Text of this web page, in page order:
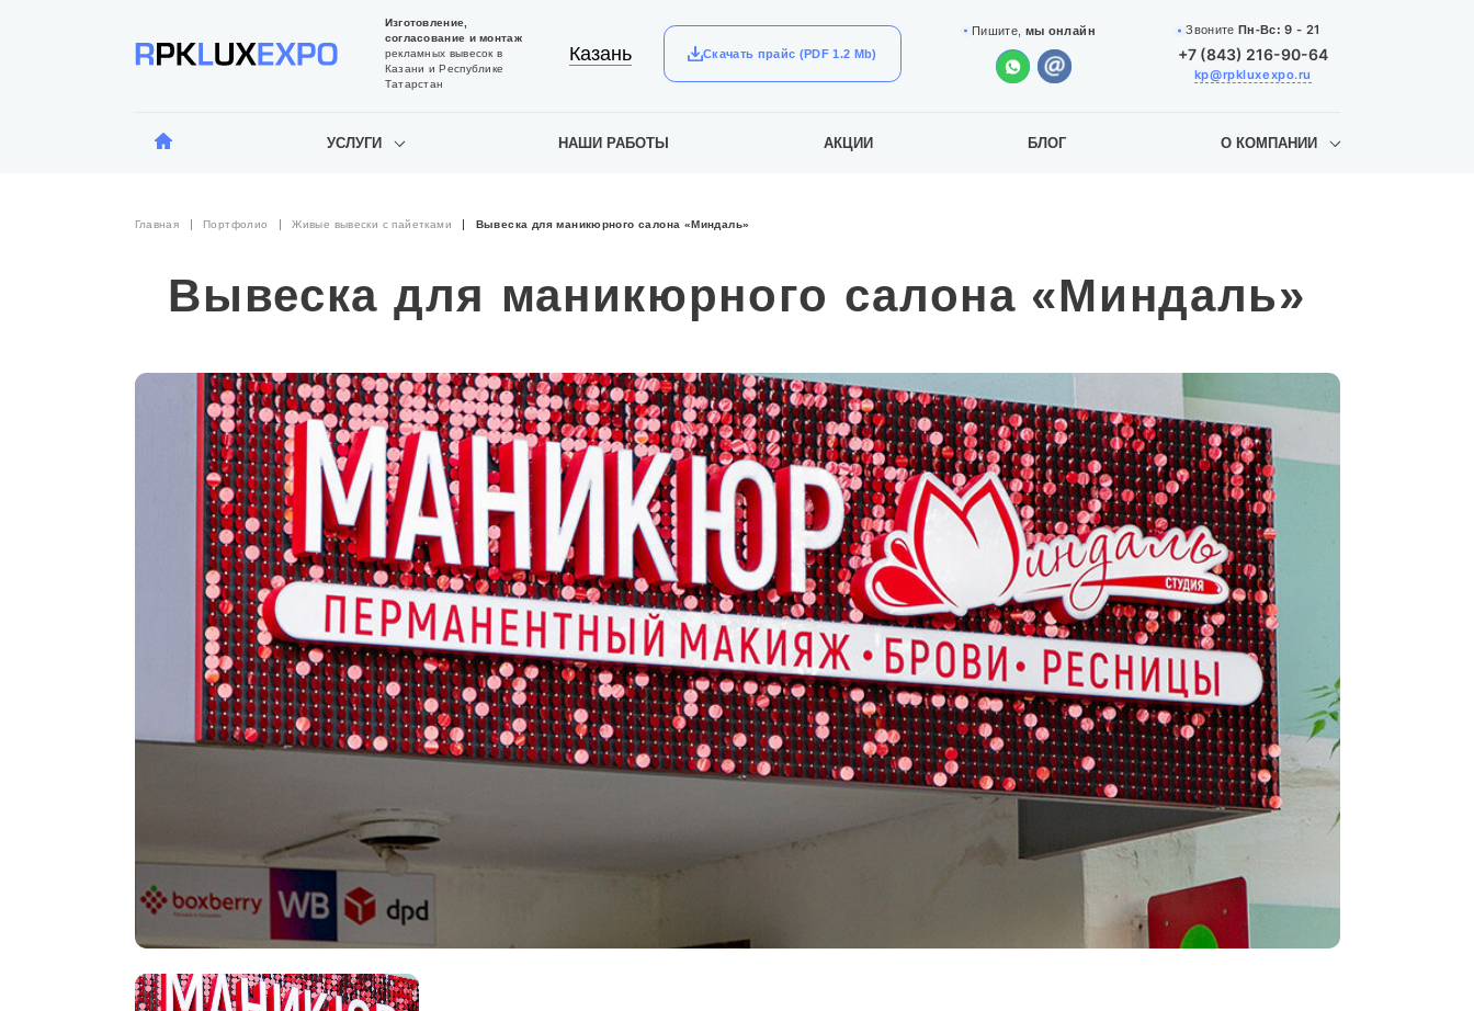
Изготовление,
согласование и монтаж
рекламных вывесок в
Казани и Республике
Татарстан
Казань Скачать прайс (PDF 1.2 Mb)
Пишите, мы онлайн Звоните Пн-Вс:9 - 21
+7 (843) 216-90-64
kp@rpkluxexpo.ru
УСЛУГИ НАШИ РАБОТЫ АКЦИИ БЛОГ О КОМПАНИИ
Главная Портфолио Живые вывески с пайетками Вывеска для маникюрного салона «Миндаль»
Вывеска для маникюрного салона «Миндаль»